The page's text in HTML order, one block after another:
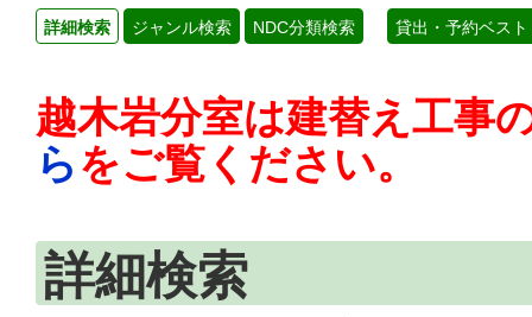
詳細検索 ジャンル検索 NDC分類検索 貸出・予約ベスト
越木岩分室は建替え工事
ら をご覧ください。
詳細検索